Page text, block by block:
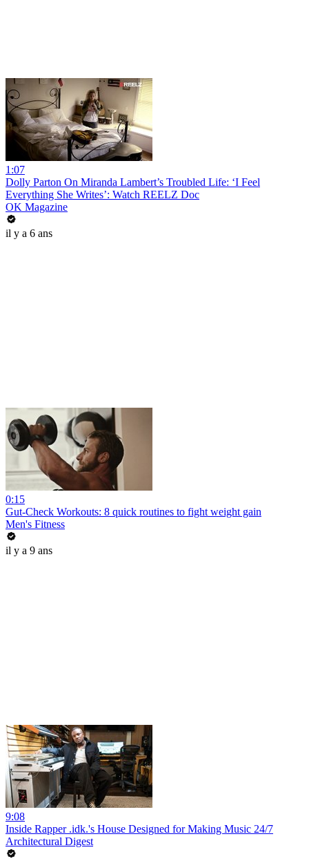
1:07
Dolly Parton On Miranda Lambert’s Troubled Life: ‘I Feel
Everything She Writes’: Watch REELZ Doc
OK Magazine
il y a 6 ans
0:15
Gut-Check Workouts: 8 quick routines to fight weight gain
Men's Fitness
il y a 9 ans
9:08
Inside Rapper .idk.'s House Designed for Making Music 24/7
Architectural Digest